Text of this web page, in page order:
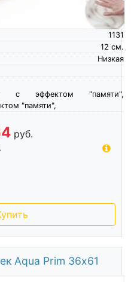
1131
см.
12
Низкая
c эффектом "памяти",
"памяти",
руб.
Aqua Prim 36х61